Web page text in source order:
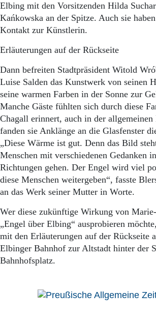
Elbing mit den Vorsitzenden Hilda
Kańkowska an der Spitze. Auch sie
Kontakt zur Künstlerin.
Erläuterungen auf der Rückseite
Dann befreiten Stadtpräsident Witold
Luise Salden das Kunstwerk von seinen
seine warmen Farben in der Sonne zur
Manche Gäste fühlten sich durch diese
Chagall erinnert, auch in der
fanden sie Anklänge an die Glasfenster
„Diese Wärme ist gut. Denn das Bild
Menschen mit verschiedenen Gedanken
Richtungen gehen. Der Engel wird viel
diese Menschen weitergeben“, fasste
an das Werk seiner Mutter in Worte.
Wer diese zukünftige Wirkung von
„Engel über Elbing“ ausprobieren
mit den Erläuterungen auf der Rückseite
Elbinger Bahnhof zur Altstadt hinter der
Bahnhofsplatz.